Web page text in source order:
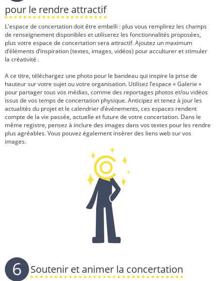
pour le rendre attractif
L'espace de concertation doit être embelli : plus vous remplirez les champs
de renseignement disponibles et utiliserez les fonctionnalités proposées,
plus votre espace de concertation sera attractif. Ajoutez un maximum
d’éléments d’inspiration (textes, images, vidéos) pour acculturer et stimuler
la créativité .
A ce titre, téléchargez une photo pour le bandeau qui inspire la prise de
hauteur sur votre sujet ou votre organisation. Utilisez l’espace « Galerie »
pour partager tous vos médias, comme des reportages photos et/ou vidéos
issus de vos temps de concertation physique. Anticipez et tenez à jour les
actualités du projet et le calendrier d’événements, ces espaces rendent
compte de la vie passée, actuelle et future de votre concertation. Dans le
même registre, pensez à inclure des images dans vos textes pour les rendre
plus agréables. Vous pouvez également insérer des liens web sur vos
images.
6 Soutenir et animer la concertation